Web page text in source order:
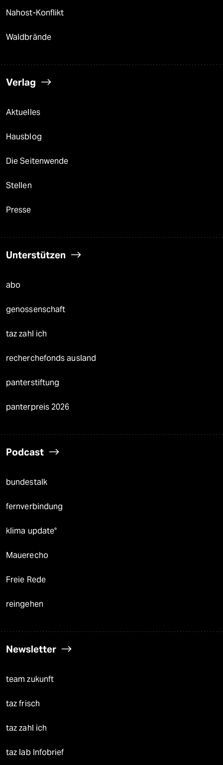
Nahost-Konflikt
Waldbrände
Verlag
Aktuelles
Hausblog
Die Seitenwende
Stellen
Presse
Unterstützen
abo
genossenschaft
taz zahl ich
recherchefonds ausland
panterstiftung
panterpreis 2026
Podcast
bundestalk
fernverbindung
klima update°
Mauerecho
Freie Rede
reingehen
Newsletter
team zukunft
taz frisch
taz zahl ich
taz lab Infobrief